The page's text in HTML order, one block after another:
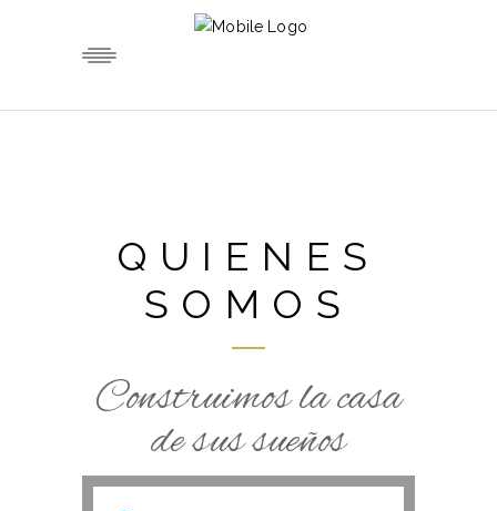
QUIENES
SOMOS
Construimos la casa
de sus sueños